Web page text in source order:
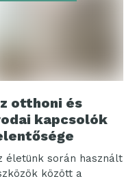
otthoni és
kapcsolók
életünk során használt
között a